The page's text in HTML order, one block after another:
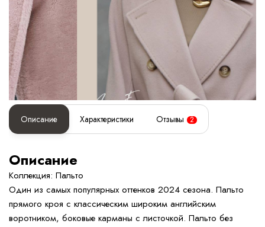
Описание Характеристики Отзывы 2
Описание
Коллекция: Пальто
Один из самых популярных оттенков 2024 сезона. Пальто
прямого кроя с классическим широким английским
воротником, боковые карманы с листочкой. Пальто без